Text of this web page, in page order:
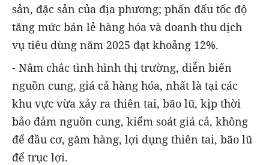
sản, đặc sản của địa phương; phấn đấu tốc độ
tăng mức bán lẻ hàng hóa và doanh thu dịch
vụ tiêu dùng năm 2025 đạt khoảng 12%.
- Nắm chắc tình hình thị trường, diễn biến
nguồn cung, giá cả hàng hóa, nhất là tại các
khu vực vừa xảy ra thiên tai, bão lũ, kịp thời
bảo đảm nguồn cung, kiểm soát giá cả, không
để đầu cơ, găm hàng, lợi dụng thiên tai, bão lũ
để trục lợi.